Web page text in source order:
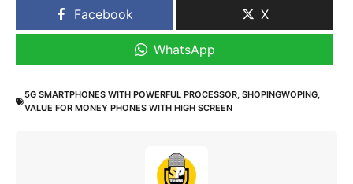
Facebook X
WhatsApp
5G SMARTPHONES WITH POWERFUL PROCESSOR, SHOPINGWOPING,
VALUE FOR MONEY PHONES WITH HIGH SCREEN